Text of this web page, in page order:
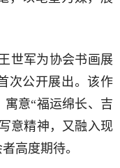
军为协会书画展
次公开展出。该作
意“福运绵长、吉
意精神，又融入现
高度期待。